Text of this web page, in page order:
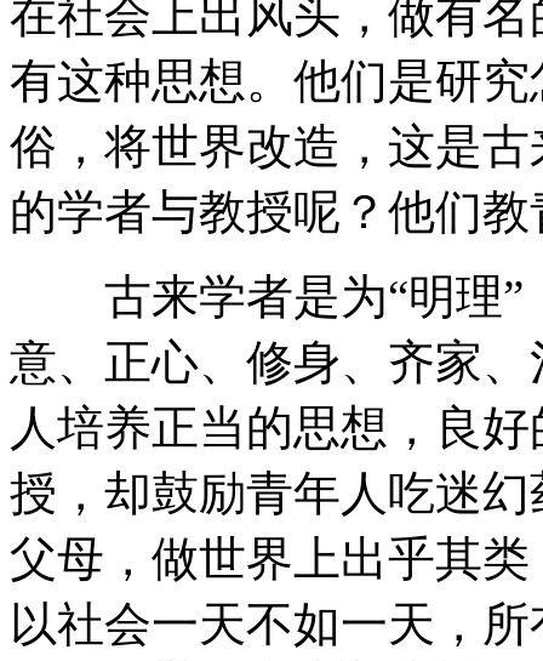
在社会上出风头，做有
有这种思想。他们是研
俗，将世界改造，这是
的学者与教授呢？他们
古来学者是为“明理”
意、正心、修身、齐家
人培养正当的思想，良
授，却鼓励青年人吃迷
父母，做世界上出乎其
以社会一天不如一天，